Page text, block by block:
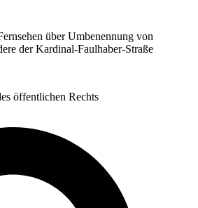
über Umbenennung von
der Kardinal-Faulhaber-Straße
öffentlichen Rechts